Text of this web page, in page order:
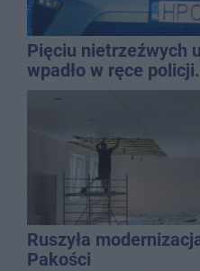
Pięciu nietrzeźwych
wpadło w ręce
promila
Ruszyła
Pakości